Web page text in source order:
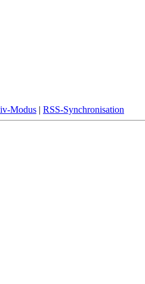
Modus | RSS-Synchronisation